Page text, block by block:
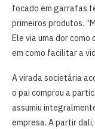
focado em garrafas
primeiros produtos.
Ele via uma dor
em como facilitar a
A virada societária
o pai comprou a
assumiu
empresa. A partir